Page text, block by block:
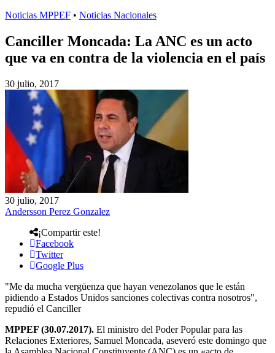
Noticias MPPEF • Noticias Nacionales
Canciller Moncada: La ANC es un acto
que va en contra de la violencia en el país
30 julio, 2017
30 julio, 2017
Andersson Perez Gonzalez
¡Compartir este!
Facebook
Twitter
Google Plus
"Me da mucha vergüenza que hayan venezolanos que le están
pidiendo a Estados Unidos sanciones colectivas contra nosotros",
repudió el Canciller
MPPEF (30.07.2017). El ministro del Poder Popular para las
Relaciones Exteriores, Samuel Moncada, aseveró este domingo que